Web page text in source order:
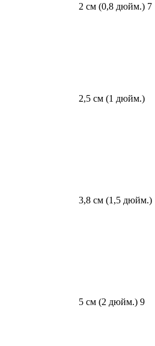
2 см (0,8 дюйм.) 7
2,5 см (1 дюйм.)
3,8 см (1,5 дюйм.)
5 см (2 дюйм.) 9